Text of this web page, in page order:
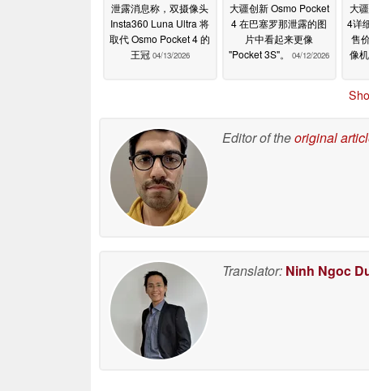
泄露消息称，双摄像头
Insta360 Luna Ultra 将
取代 Osmo Pocket 4 的
王冠 04/13/2026
大疆创新 Osmo Pocket
4 在巴塞罗那泄露的图
片中看起来更像
"Pocket 3S"。
04/12/2026
大
4详
售
像
Editor of theoriginal
Translator: Ninh Ngoc